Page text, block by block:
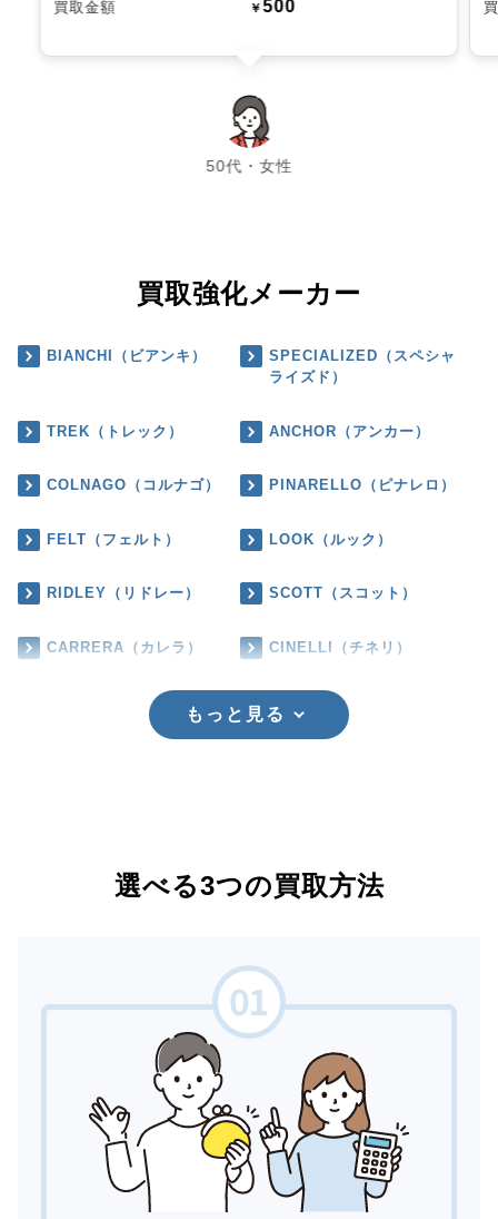
買取金額 ￥500
50代・女性
chevron_left chevron_right
買取強化メーカー
BIANCHI（ビアンキ）
SPECIALIZED（スペシャ
ライズド）
TREK（トレック） ANCHOR（アンカー）
COLNAGO（コルナゴ） PINARELLO（ピナレロ）
FELT（フェルト） LOOK（ルック）
RIDLEY（リドレー） SCOTT（スコット）
CARRERA（カレラ） CINELLI（チネリ）
もっと見る
選べる3つの買取方法